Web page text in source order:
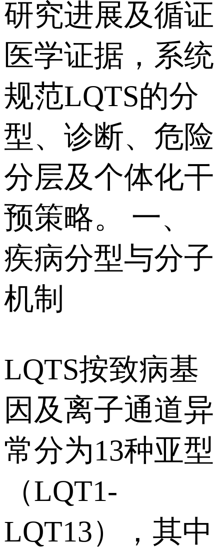
研究进展及循证
医学证据，系统
规范LQTS的分
型、诊断、危险
分层及个体化干
预策略。 一、
疾病分型与分子
机制
LQTS按致病基
因及离子通道异
常分为13种亚型
（LQT1-
LQT13），其中